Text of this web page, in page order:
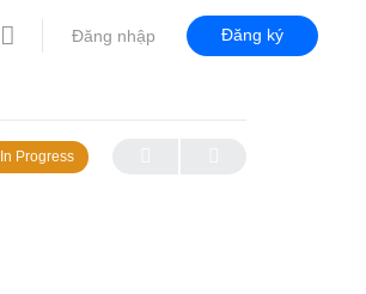
Đăng nhập Đăng ký
In Progress